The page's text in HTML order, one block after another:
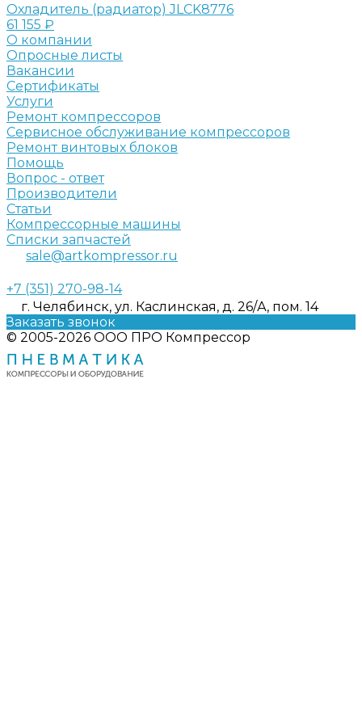
Охладитель (радиатор) JLCK8776
61 155 ₽
О компании
Опросные листы
Вакансии
Сертификаты
Услуги
Ремонт компрессоров
Сервисное обслуживание компрессоров
Ремонт винтовых блоков
Помощь
Вопрос - ответ
Производители
Статьи
Компрессорные машины
Списки запчастей
sale@artkompressor.ru
+7 (351) 270-98-14
г. Челябинск, ул. Каслинская, д. 26/А, пом. 14
Заказать звонок
© 2005-2026 ООО ПРО Компрессор